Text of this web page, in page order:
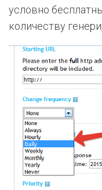
условно
количеству